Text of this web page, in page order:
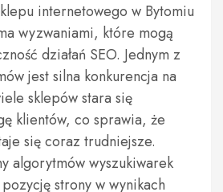
internetowego w Bytomiu
wyzwaniami, które mogą
działań SEO. Jednym z
jest silna konkurencja na
sklepów stara się
klientów, co sprawia, że
się coraz trudniejsze.
algorytmów wyszukiwarek
strony w wynikach